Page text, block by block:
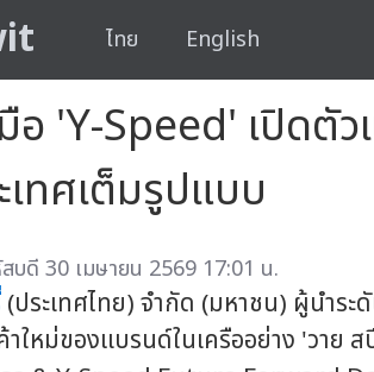
ไทย English
อ 'Y-Speed' เปิดตั
ทศเต็มรูปแบบ
บดี 30 เมษายน 2569 17:01 น.
(ประเทศไทย) จำกัด (มหาชน) ผู้นำระ
ใหม่ของแบรนด์ในเครืออย่าง 'วาย